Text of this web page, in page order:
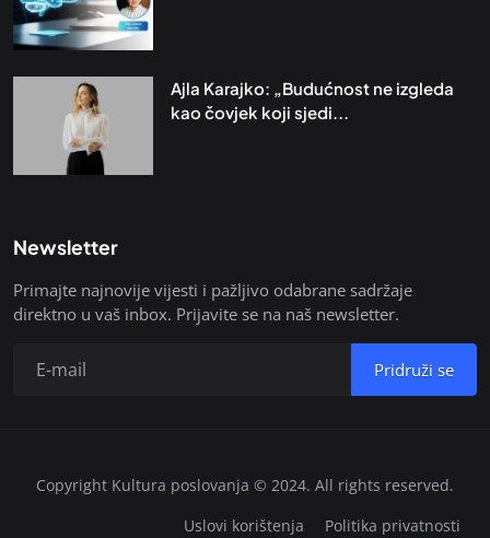
Ajla Karajko: „Budućnost ne izgleda
kao čovjek koji sjedi...
Newsletter
Primajte najnovije vijesti i pažljivo odabrane sadržaje
direktno u vaš inbox. Prijavite se na naš newsletter.
Pridruži se
Copyright Kultura poslovanja © 2024. All rights reserved.
Uslovi korištenja
Politika privatnosti